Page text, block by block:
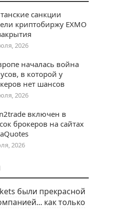
санкции
криптобиржу EXMO
2026
началась война
в которой у
нет шансов
2026
включен в
брокеров на сайтах
2026
были прекрасной
как только